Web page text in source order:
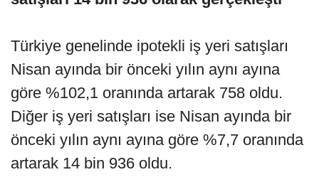
Türkiye genelinde ipotekli iş yeri satışları
Nisan ayında bir önceki yılın aynı ayına
göre %102,1 oranında artarak 758 oldu.
Diğer iş yeri satışları ise Nisan ayında bir
önceki yılın aynı ayına göre %7,7 oranında
artarak 14 bin 936 oldu.